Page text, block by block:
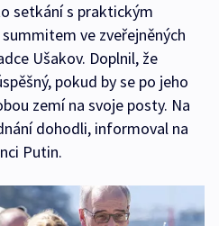
setkání s praktickým
ve zveřejněných
Ušakov. Doplnil, že
pokud by se po jeho
zemí na svoje posty. Na
dohodli, informoval na
Putin.